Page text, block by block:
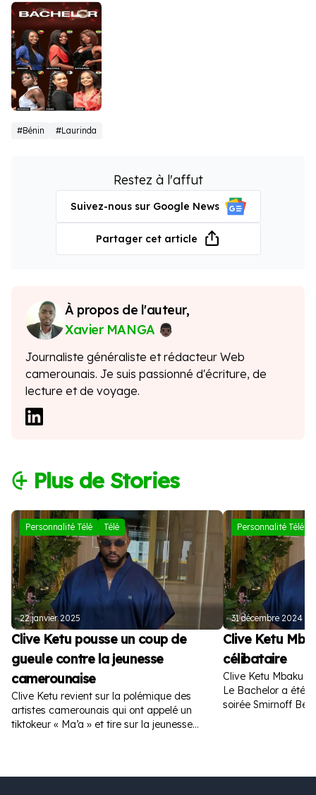
Bachelor
#Bénin #Laurinda
Restez à l'affut
Suivez-nous sur Google News
Partager cet article
À propos de l'auteur,
Xavier MANGA
Journaliste généraliste et rédacteur Web
camerounais. Je suis passionné d'écriture, de
lecture et de voyage.
⨭ Plus de Stories
Personnalité Télé Télé
22 janvier 2025
Clive Ketu pousse un coup de
gueule contre la jeunesse
camerounaise
Clive Ketu revient sur la polémique des
artistes camerounais qui ont appelé un
tiktokeur « Ma’a » et tire sur la jeunesse
Personnalité Télé
31 décembre 2024
Clive Ketu
célibataire
Clive Ketu Mbaku
Le Bachelor a été
soirée Smirnoff